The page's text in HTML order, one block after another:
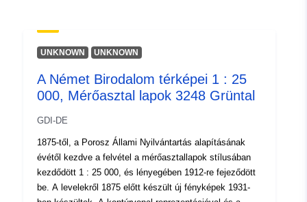
Térbeli:
], [ 13.49, 51.89 ], [ 13.49,
51.79 ], [ 13.33, 51.79 ], [
13.33, 51.89 ] ]
Típus: Polygon
Herkunft der Daten erhalten
Sie per Anfrage an die E...
UNKNOWN UNKNOWN
A Német Birodalom térképei 1 : 25
000, Mérőasztal lapok 3248 Grüntal
GDI-DE
1875-től, a Porosz Állami Nyilvántartás alapításának
évétől kezdve a felvétel a mérőasztallapok stílusában
kezdődött 1 : 25 000, és lényegében 1912-re fejeződött
be. A levelekről 1875 előtt készült új fényképek 1931-